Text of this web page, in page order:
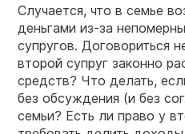
Случается, что в семье
деньгами из-за
супругов. Договориться
второй супруг законно
средств? Что делать,
без обсуждения (и без
семьи? Есть ли право у